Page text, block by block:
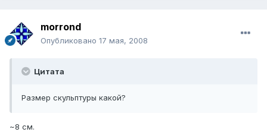
morrond
Опубликовано 17 мая, 2008
Цитата
Размер скульптуры какой?
~8 см.